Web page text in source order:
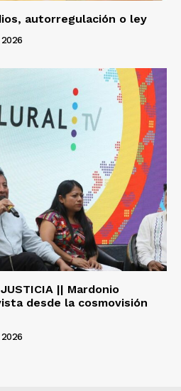
autorregulación o ley
|| Mardonio
desde la cosmovisión